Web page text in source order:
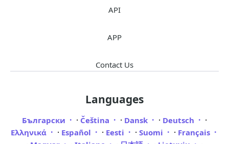
API
APP
Contact Us
Languages
Български · Čeština · Dansk · Deutsch ·
Ελληνικά · Español · Eesti · Suomi · Français